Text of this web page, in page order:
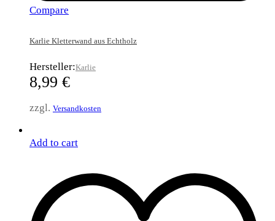
Compare
Karlie Kletterwand aus Echtholz
Hersteller:Karlie
8,99 €
zzgl. Versandkosten
Add to cart